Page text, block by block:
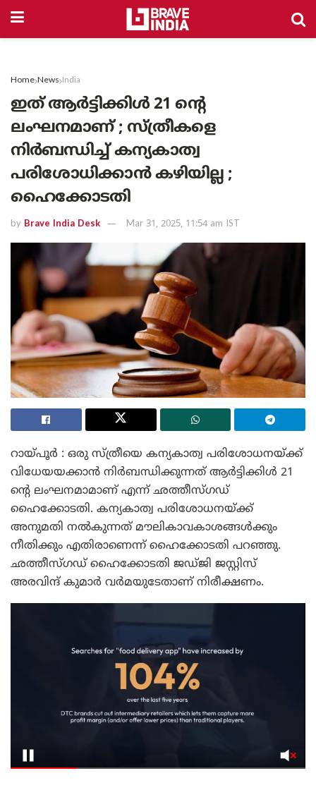
Home News India
ഇത് ആർട്ടിക്കിൾ 21 ന്റെ
ലംഘനമാണ് ; സ്ത്രീകളെ
നിർബന്ധിച്ച് കന്യകാത്വ
പരിശോധിക്കാൻ കഴിയില്ല ;
ഹൈക്കോടതി
by Brave India Desk Mar 31, 2025, 11:54 am IST
റായ്പൂർ : ഒരു സ്ത്രീയെ കന്യകാത്വ പരിശോധനയ്ക്ക്
വിധേയയക്കാൻ നിർബന്ധിക്കുന്നത് ആർട്ടിക്കിൾ 21
ന്റെ ലംഘനമാമാണ് എന്ന് ഛത്തീസ്ഗഡ്
ഹൈക്കോടതി. കന്യകാത്വ പരിശോധനയ്ക്ക്
അനുമതി നൽകുന്നത് മൗലികാവകാശങ്ങൾക്കും
നീതിക്കും എതിരാണെന്ന് ഹൈക്കോടതി പറഞ്ഞു.
ഛത്തീസ്ഗഡ് ഹൈക്കോടതി ജഡ്ജി ജസ്റ്റിസ്
അരവിന്ദ് കുമാർ വർമയുടേതാണ് നിരീക്ഷണം.